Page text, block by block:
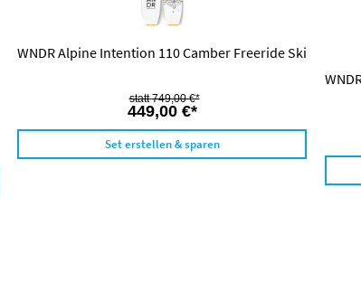
WNDR Alpine Intention 110 Camber Freeride Ski
449,00 €*
749,00 €*
Set erstellen & sparen